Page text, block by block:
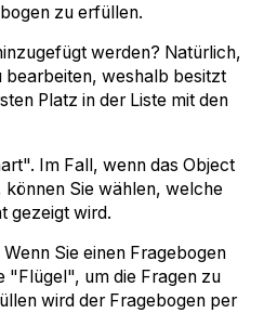
zu erfüllen.
werden? Natürlich,
weshalb besitzt
Platz in der Liste mit den
Im Fall, wenn das Object
Sie wählen, welche
gezeigt wird.
Sie einen Fragebogen
"Flügel", um die Fragen zu
wird der Fragebogen per